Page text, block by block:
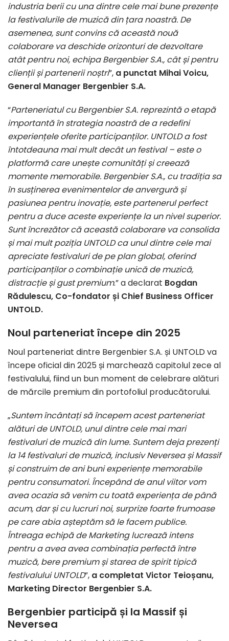
industria berii cu una dintre cele mai bune prezențe
la festivalurile de muzică din țara noastră. De
asemenea, sunt convins că această nouă
colaborare va deschide orizonturi de dezvoltare
atât pentru noi, echipa Bergenbier S.A., cât și pentru
clienții și partenerii noștri”, a punctat Mihai Voicu,
General Manager Bergenbier S.A.
“Parteneriatul cu Bergenbier S.A. reprezintă o etapă
importantă în strategia noastră de a redefini
experiențele oferite participanților. UNTOLD a fost
întotdeauna mai mult decât un festival – este o
platformă care unește comunități și creează
momente memorabile. Bergenbier S.A., cu tradiția sa
în susținerea evenimentelor de anvergură și
pasiunea pentru inovație, este partenerul perfect
pentru a duce aceste experiențe la un nivel superior.
Sunt încrezător că această colaborare va consolida
și mai mult poziția UNTOLD ca unul dintre cele mai
apreciate festivaluri de pe plan global, oferind
participanților o combinație unică de muzică,
distracție și gust premium.” a declarat Bogdan
Rădulescu, Co-fondator și Chief Business Officer
UNTOLD.
Noul parteneriat începe din 2025
Noul parteneriat dintre Bergenbier S.A. și UNTOLD va
începe oficial din 2025 și marchează capitolul zece al
festivalului, fiind un bun moment de celebrare alături
de mărcile premium din portofoliul producătorului.
„Suntem încântați să începem acest parteneriat
alături de UNTOLD, unul dintre cele mai mari
festivaluri de muzică din lume. Suntem deja prezenți
la 14 festivaluri de muzică, inclusiv Neversea și Massif
și construim de ani buni experiențe memorabile
pentru consumatori. Începând de anul viitor vom
avea ocazia să venim cu toată experiența de până
acum, dar și cu lucruri noi, surprize foarte frumoase
pe care abia așteptăm să le facem publice.
Întreaga echipă de Marketing lucrează intens
pentru a avea avea combinația perfectă între
muzică, bere premium și starea de spirit tipică
festivalului UNTOLD”, a completat Victor Teioșanu,
Marketing Director Bergenbier S.A.
Bergenbier participă și la Massif și
Neversea